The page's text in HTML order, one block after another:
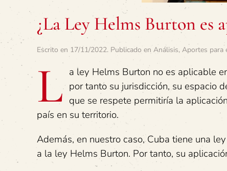
¿La Ley Helms Burton es
Escrito en 17/11/2022. Publicado en Análisis, Aportes para
L a ley Helms Burton no es aplicable
por tanto su jurisdicción, su espacio
que se respete permitiría la
país en su territorio.
Además, en nuestro caso, Cuba tiene una
a la ley Helms Burton. Por tanto, su